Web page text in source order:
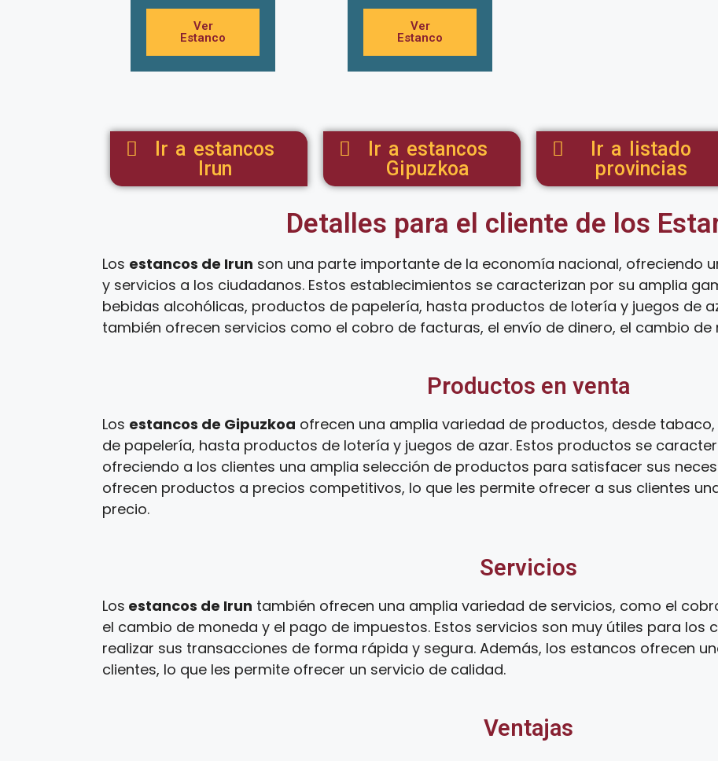
Ver
Estanco
Ver
Estanco
Ir a estancos
Irun
Ir a estancos
Gipuzkoa
Ir a listado
provincias
Detalles para el cliente de los
Los estancos de Irun son una parte importante de la economía nacional, ofreciendo
y servicios a los ciudadanos. Estos establecimientos se caracterizan por su amplia
bebidas alcohólicas, productos de papelería, hasta productos de lotería y juegos de
también ofrecen servicios como el cobro de facturas, el envío de dinero, el cambio
Productos en venta
Los estancos de Gipuzkoa ofrecen una amplia variedad de productos, desde
de papelería, hasta productos de lotería y juegos de azar. Estos productos se
ofreciendo a los clientes una amplia selección de productos para satisfacer sus
ofrecen productos a precios competitivos, lo que les permite ofrecer a sus clientes
precio.
Servicios
Los estancos de Irun también ofrecen una amplia variedad de servicios, como el
el cambio de moneda y el pago de impuestos. Estos servicios son muy útiles para los
realizar sus transacciones de forma rápida y segura. Además, los estancos ofrecen
clientes, lo que les permite ofrecer un servicio de calidad.
Ventajas